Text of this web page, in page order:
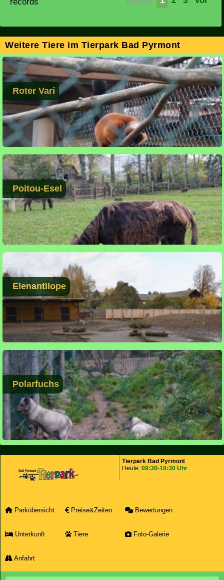
Weitere Tiere im Tierpark Bad Pyrmont
Roter Vari
Poitou-Esel
Elenantilope
Polarfuchs
Tierpark Bad Pyrmont
Heute: 09:30-18:30 Uhr
Parkübersicht Preise&Zeiten Bewertungen
Unterkunft Tiere Foto-Galerie
Anfahrt